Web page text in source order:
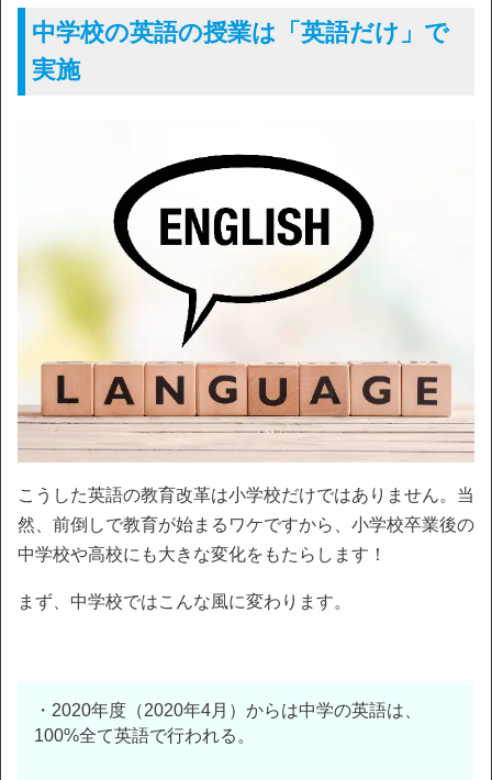
中学校の英語の授業は「英語だけ」で
実施
こうした英語の教育改革は小学校だけではありません。当
然、前倒しで教育が始まるワケですから、小学校卒業後の
中学校や高校にも大きな変化をもたらします！
まず、中学校ではこんな風に変わります。
・2020年度（2020年4月）からは中学の英語は、
100%全て英語で行われる。